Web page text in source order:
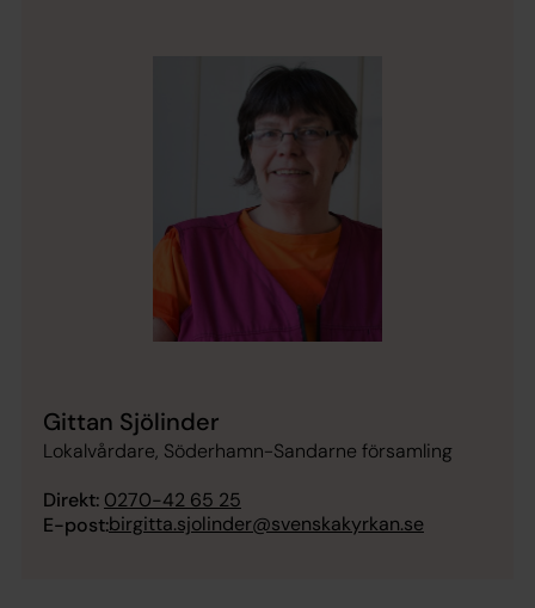
Gittan Sjölinder
Lokalvårdare, Söderhamn-Sandarne församling
Direkt: 0270-42 65 25
E-post:birgitta.sjolinder@svenskakyrkan.se